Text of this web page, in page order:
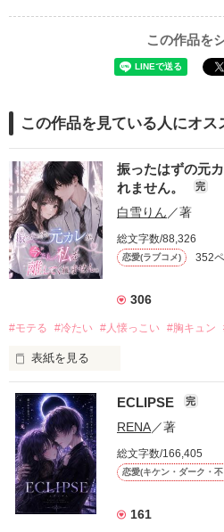
この作品を
この作品を見ている人にオス
振ったはずの元
れません。
完
白雪りん ／著
総文字数/88,326
恋愛(ラブコメ) 352
306
#モテる #冷たい #人懐っこい #胸キュン
表紙を見る
「好きだったから、別れを選んだ。
モテる人を好きになるのが怖かった
だから私は、中学時代に大好きだっ
もう会うことはないと思っていたの
高校生になって再会した彼は、隣
ECLIPSE 完
RENA／著
総文字数/166,405
恋愛(キケン・ダーク・
161